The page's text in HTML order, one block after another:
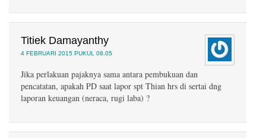
Titiek Damayanthy
4 FEBRUARI 2015 PUKUL 08.05
Jika perlakuan pajaknya sama antara pembukuan dan
pencatatan, apakah PD saat lapor spt Thian hrs di sertai dng
laporan keuangan (neraca, rugi laba) ?